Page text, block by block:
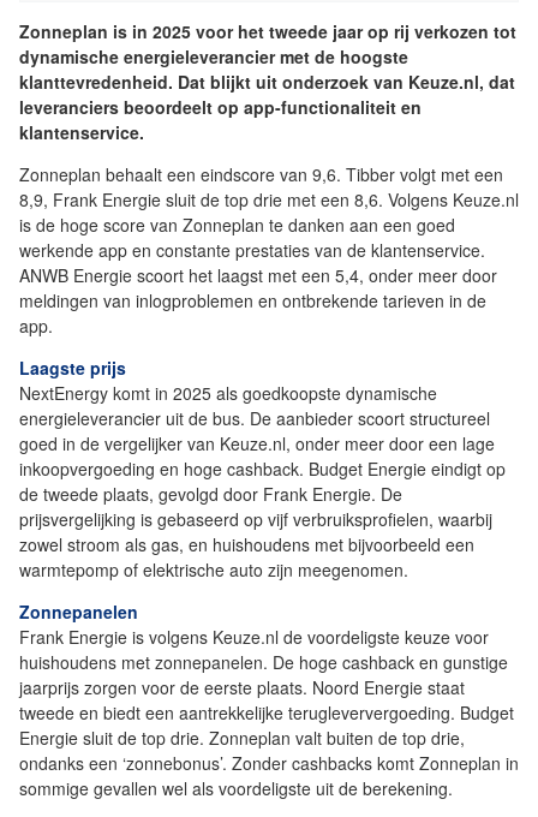
Zonneplan is in 2025 voor het tweede jaar op rij verkozen tot
dynamische energieleverancier met de hoogste
klanttevredenheid. Dat blijkt uit onderzoek van Keuze.nl, dat
leveranciers beoordeelt op app-functionaliteit en
klantenservice.
Zonneplan behaalt een eindscore van 9,6. Tibber volgt met een
8,9, Frank Energie sluit de top drie met een 8,6. Volgens Keuze.nl
is de hoge score van Zonneplan te danken aan een goed
werkende app en constante prestaties van de klantenservice.
ANWB Energie scoort het laagst met een 5,4, onder meer door
meldingen van inlogproblemen en ontbrekende tarieven in de
app.
Laagste prijs
NextEnergy komt in 2025 als goedkoopste dynamische
energieleverancier uit de bus. De aanbieder scoort structureel
goed in de vergelijker van Keuze.nl, onder meer door een lage
inkoopvergoeding en hoge cashback. Budget Energie eindigt op
de tweede plaats, gevolgd door Frank Energie. De
prijsvergelijking is gebaseerd op vijf verbruiksprofielen, waarbij
zowel stroom als gas, en huishoudens met bijvoorbeeld een
warmtepomp of elektrische auto zijn meegenomen.
Zonnepanelen
Frank Energie is volgens Keuze.nl de voordeligste keuze voor
huishoudens met zonnepanelen. De hoge cashback en gunstige
jaarprijs zorgen voor de eerste plaats. Noord Energie staat
tweede en biedt een aantrekkelijke terugleververgoeding. Budget
Energie sluit de top drie. Zonneplan valt buiten de top drie,
ondanks een ‘zonnebonus’. Zonder cashbacks komt Zonneplan in
sommige gevallen wel als voordeligste uit de berekening.